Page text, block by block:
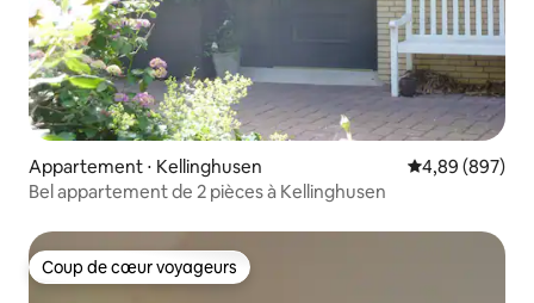
Appartement ⋅ Kellinghusen Évaluation
4,89 (897)
Bel appartement de 2 pièces à Kellinghusen
Coup de cœur voyageurs
Coup de cœur voyageurs